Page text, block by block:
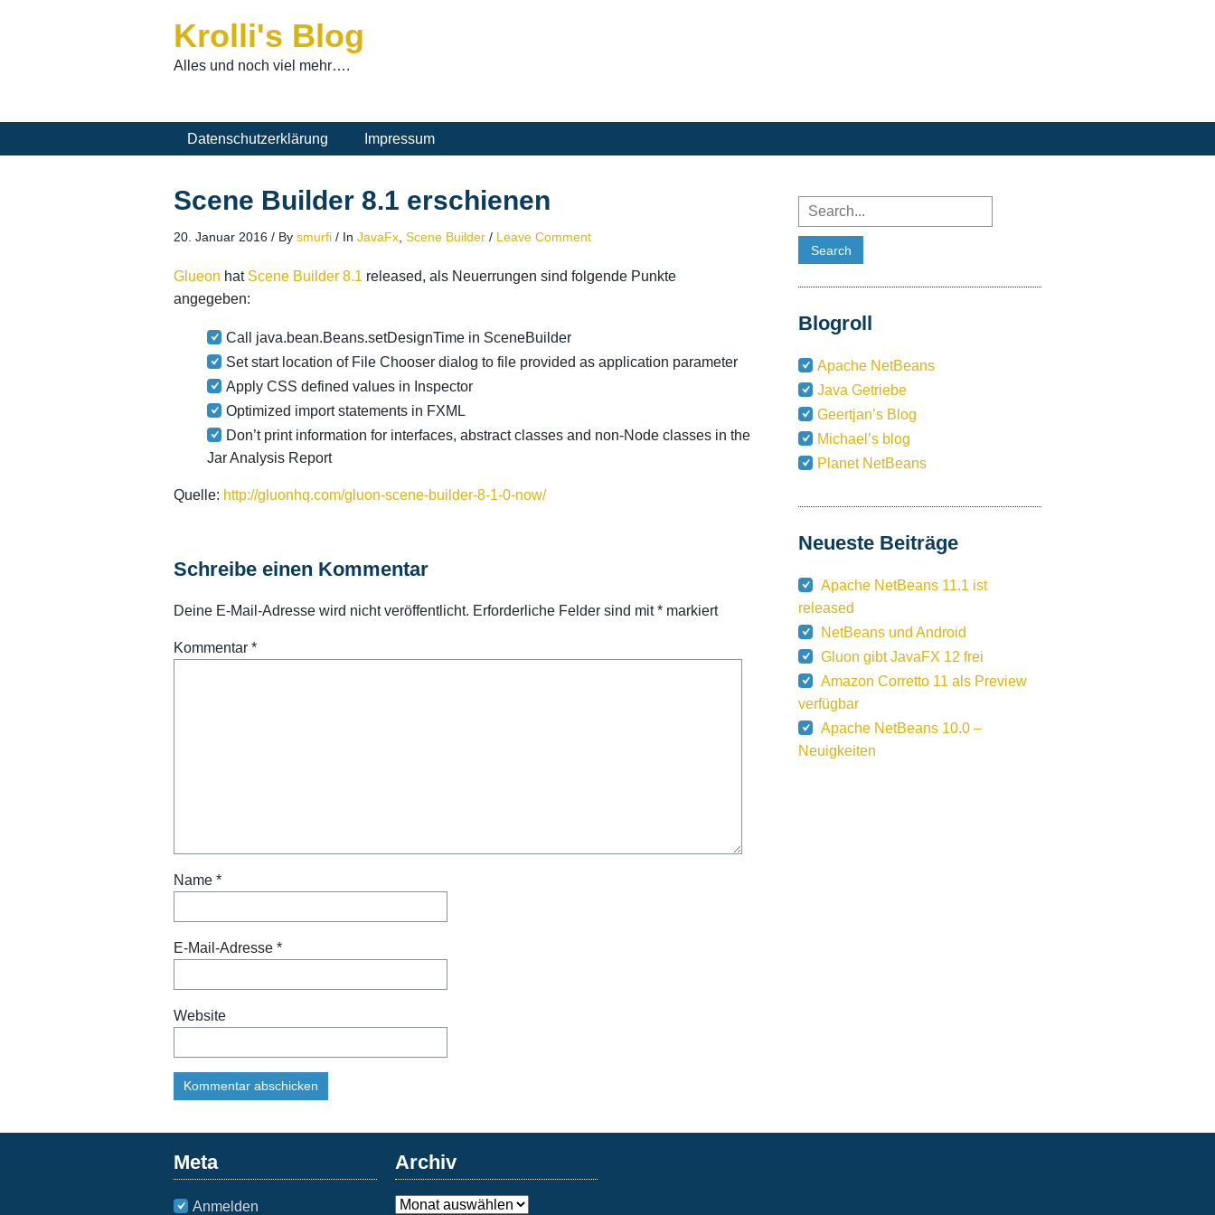
Krolli's Blog
Alles und noch viel mehr….
Datenschutzerklärung Impressum
Scene Builder 8.1 erschienen
20. Januar 2016 / By smurfi / In JavaFx Scene Builder / Leave Comment
Glueon hat Scene Builder 8.1 released, als Neuerrungen sind folgende Punkte
angegeben:
Call java.bean.Beans.setDesignTime in SceneBuilder
Set start location of File Chooser dialog to file provided as application parameter
Apply CSS defined values in Inspector
Optimized import statements in FXML
Don’t print information for interfaces, abstract classes and non-Node classes in the
Jar Analysis Report
Quelle: http://gluonhq.com/gluon-scene-builder-8-1-0-now/
Schreibe einen Kommentar
Deine E-Mail-Adresse wird nicht veröffentlicht. Erforderliche Felder sind mit* markiert
Kommentar *
Name *
E-Mail-Adresse *
Website
Blogroll
Apache NetBeans
Java Getriebe
Geertjan’s Blog
Michael’s blog
Planet NetBeans
Neueste Beiträge
Apache NetBeans 11.1 ist
released
NetBeans und Android
Gluon gibt JavaFX 12 frei
Amazon Corretto 11 als Preview
verfügbar
Apache NetBeans 10.0 –
Neuigkeiten
Meta
Anmelden
Archiv
Archiv